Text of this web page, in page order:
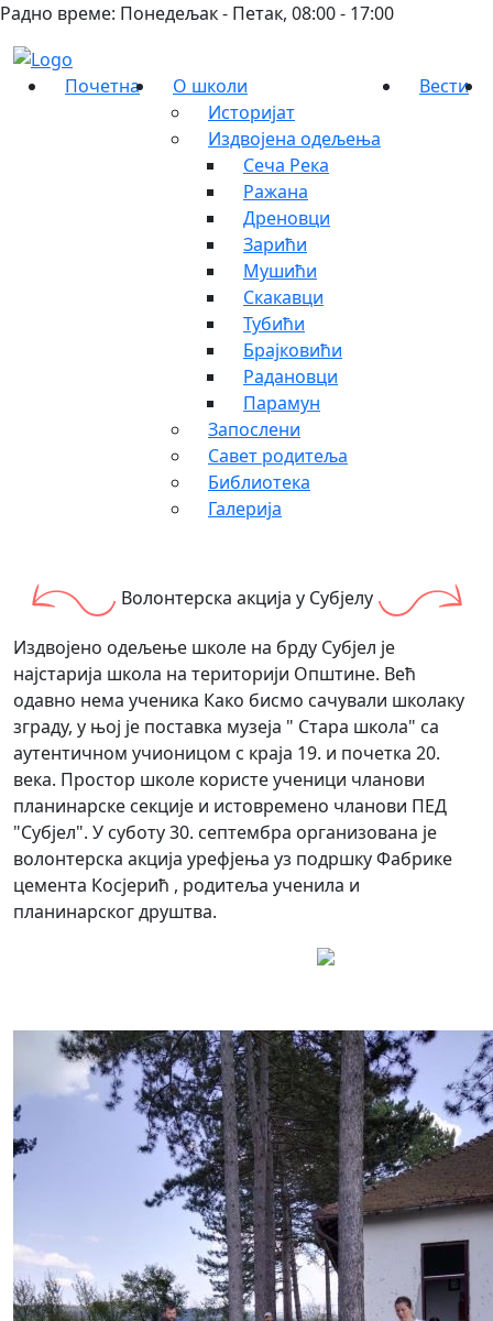
Радно време: Понедељак - Петак, 08:00 - 17:00
Почетна
О школи
Историјат
Издвојена одељења
Сеча Река
Ражана
Дреновци
Зарићи
Мушићи
Скакавци
Тубићи
Брајковићи
Радановци
Парамун
Запослени
Савет родитеља
Библиотека
Галерија
Вести
Волонтерска акција у Субјелу
Издвојено одељење школе на брду Субјел је
најстарија школа на територији Општине. Већ
одавно нема ученика Како бисмо сачували школаку
зграду, у њој је поставка музеја " Стара школа" са
аутентичном учионицом с краја 19. и почетка 20.
века. Простор школе користе ученици чланови
планинарске секције и истовремено чланови ПЕД
"Субјел". У суботу 30. септембра организована је
волонтерска акција урефјења уз подршку Фабрике
цемента Косјерић , родитеља ученила и
планинарског друштва.